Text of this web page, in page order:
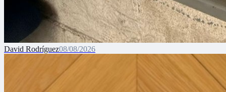
David Rodríguez08/08/2026